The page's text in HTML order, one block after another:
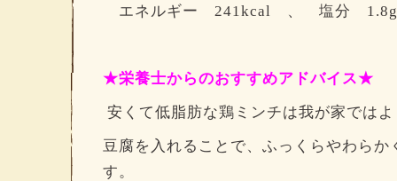
エネルギー 241kcal 、 塩分 1.8g
★栄養士からのおすすめアドバイス★
安くて低脂肪な鶏ミンチは我が家では
豆腐を入れることで、ふっくらやわらか
す。